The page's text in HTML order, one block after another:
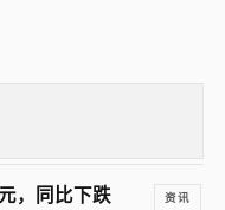
，同比下跌
资讯